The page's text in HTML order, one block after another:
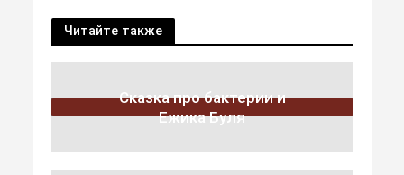
Читайте также
Сказка про бактерии и
Ежика Буля